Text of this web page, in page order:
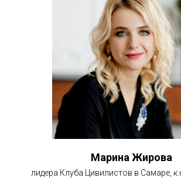
Марина Жирова
лидера Клуба Цивилистов в Самаре,